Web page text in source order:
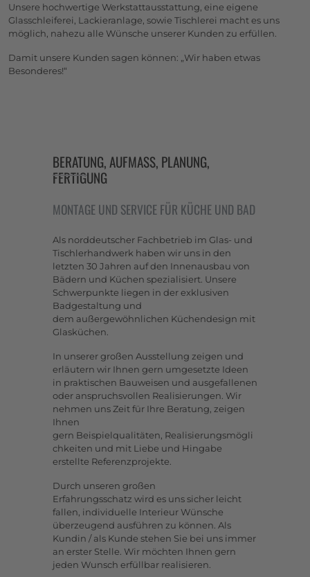
Unsere hochwertige Werkstattausstattung, eine eigene
Glasschleiferei, Lackieranlage, sowie Tischlerei macht es uns
möglich, nahezu alle Wünsche unserer Kunden zu erfüllen.
Damit unsere Kunden sagen können: „Wir haben etwas
Besonderes!“
BERATUNG, AUFMASS, PLANUNG, F
ERTIGUNG
MONTAGE UND SERVICE FÜR KÜCHE UND BAD
Als norddeutscher Fachbetrieb im Glas- und
Tischlerhandwerk haben wir uns in den
letzten 30 Jahren auf den Innenausbau von
Bädern und Küchen spezialisiert. Unsere
Schwerpunkte liegen in der exklusiven
Badgestaltung und
dem außergewöhnlichen Küchendesign mit
Glasküchen.
In unserer großen Ausstellung zeigen und
erläutern wir Ihnen gern umgesetzte Ideen
in praktischen Bauweisen und ausgefallenen
oder anspruchsvollen Realisierungen. Wir
nehmen uns Zeit für Ihre Beratung, zeigen
Ihnen
gern Beispielqualitäten, Realisierungsmögli
chkeiten und mit Liebe und Hingabe
erstellte Referenzprojekte.
Durch unseren großen
Erfahrungsschatz wird es uns sicher leicht
fallen, individuelle Interieur Wünsche
überzeugend ausführen zu können. Als
Kundin / als Kunde stehen Sie bei uns immer
an erster Stelle. Wir möchten Ihnen gern
jeden Wunsch erfüllbar realisieren.